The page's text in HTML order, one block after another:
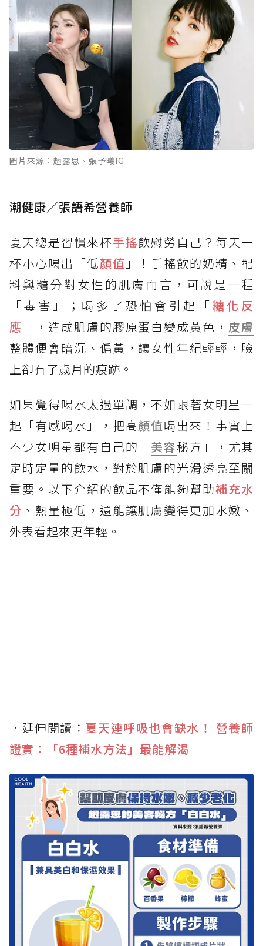
圖片來源：趙露思、張予曦IG
潮健康／張語希營養師
夏天總是習慣來杯手搖飲慰勞自己？每天一
杯小心喝出「低顏值 」！手搖飲的奶精、配
料與糖分對女性的肌膚而言，可說是一種
「毒害」；喝多了恐怕會引起「糖化反
應 」，造成肌膚的膠原蛋白變成黃色， 皮膚
整體便會暗沉、偏黃，讓女性年紀輕輕，臉
上卻有了歲月的痕跡。
如果覺得喝水太過單調，不如跟著女明星一
起「有感喝水」，把高顏值喝出來！事實上
不少女明星都有自己的「美容秘方」，尤其
定時定量的飲水，對於肌膚的光滑透亮至關
重要。以下介紹的飲品不僅能夠幫助補充水
分 、熱量極低，還能讓肌膚變得更加水嫩、
外表看起來更年輕。
．延伸閱讀： 夏天連呼吸也會缺水！ 營養師
證實：「6種補水方法」最能解渴